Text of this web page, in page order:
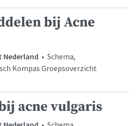
bij Acne
• Schema,
Kompas Groepsoverzicht
acne vulgaris